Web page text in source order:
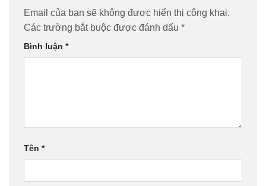
Email của bạn sẽ không được hiển thị công khai.
Các trường bắt buộc được đánh dấu *
Bình luận *
Tên *